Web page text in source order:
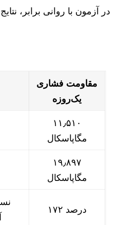
مقاومت فشاری
یک‌روزه
۱۱٫۵۱۰
مگاپاسکال
۱۹٫۸۹۷
مگاپاسکال
۱۷۲ درصد